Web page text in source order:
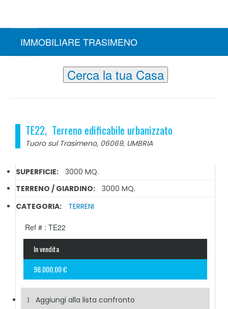
IMMOBILIARE TRASIMENO
Cerca la tua Casa
TE22, Terreno edificabile urbanizzato
Tuoro sul Trasimeno, 06069, UMBRIA
SUPERFICIE:
3000 MQ.
TERRENO / GIARDINO:
3000 MQ.
CATEGORIA:
TERRENI
Ref # : TE22
In vendita
98.000,00 €
Aggiungi alla lista confronto